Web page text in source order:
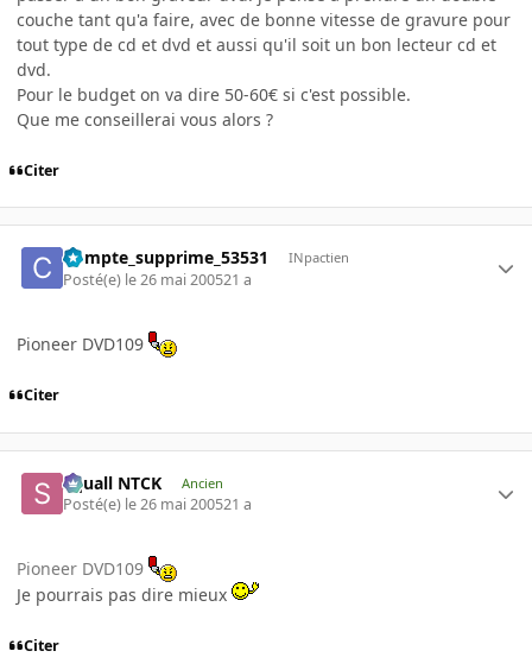
couche tant qu'a faire, avec de bonne vitesse de gravure pour
tout type de cd et dvd et aussi qu'il soit un bon lecteur cd et
dvd.
Pour le budget on va dire 50-60€ si c'est possible.
Que me conseillerai vous alors ?
Citer
Compte_supprime_53531 INpactien
Posté(e) le 26 mai 200521 a
Pioneer DVD109
Citer
Squall NTCK Ancien
Posté(e) le 26 mai 200521 a
Pioneer DVD109
Je pourrais pas dire mieux
Citer